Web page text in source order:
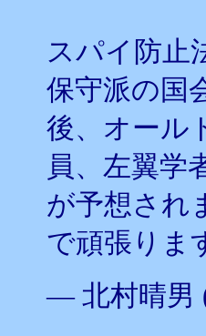
スパイ防止
保守派の国
後、オール
員、左翼学
が予想され
で頑張りま
— 北村晴男